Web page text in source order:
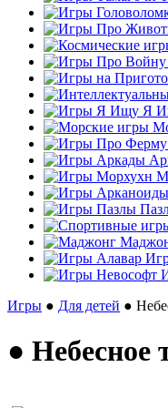
Я
Игры ● Для детей ●
● Небесное